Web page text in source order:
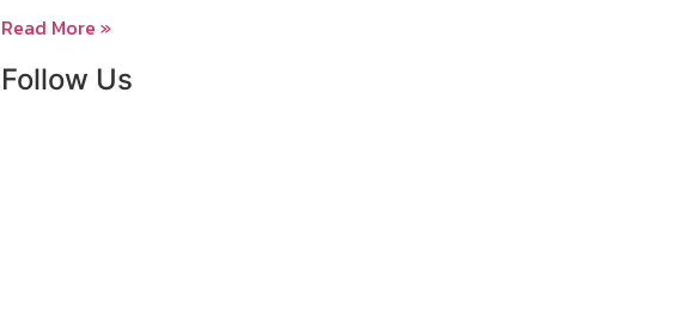
Read More »
Follow Us